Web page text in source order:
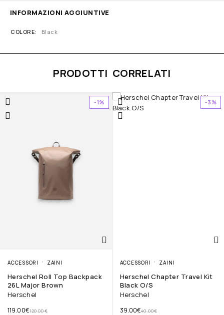
INFORMAZIONI AGGIUNTIVE
COLORE Black
PRODOTTI CORRELATI
-1%
ACCESSORI ZAINI
Herschel Roll Top Backpack
26L Major Brown
Herschel
120.00€
119.00€
-3%
ACCESSORI ZAINI
Herschel Chapter Travel Kit
Black O/S
Herschel
40.00€
39.00€